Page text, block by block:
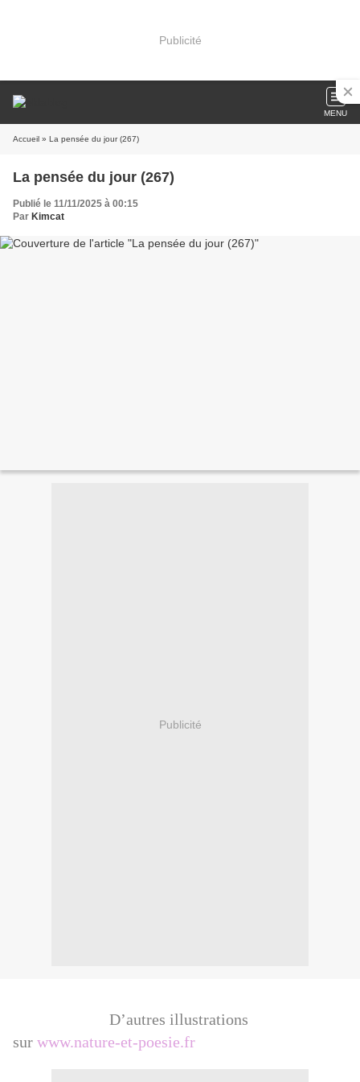
Publicité
MENU
Accueil » La pensée du jour (267)
La pensée du jour (267)
Publié le 11/11/2025 à 00:15
Par Kimcat
Publicité
D’autres illustrations
sur www.nature-et-poesie.fr